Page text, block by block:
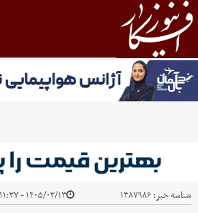
شناسه خبر:۱۳۸۷۹۸۶ ۱۴۰۵/۰۳/۱۳ - ۱۱:۳۷